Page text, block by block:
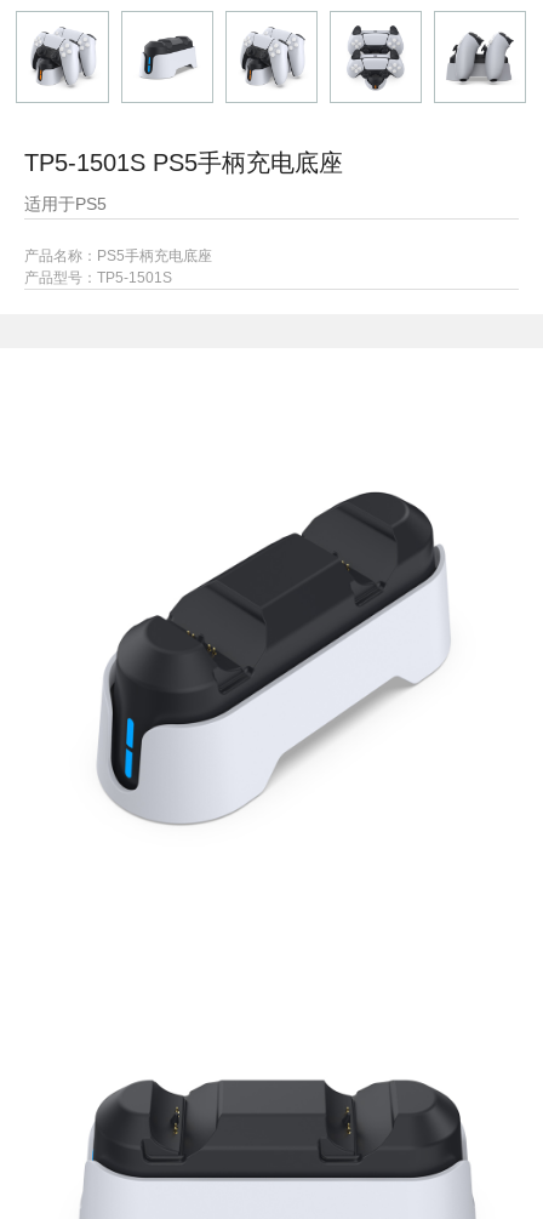
TP5-1501S PS5手柄充电底座
适用于PS5
产品名称：PS5手柄充电底座
产品型号：TP5-1501S